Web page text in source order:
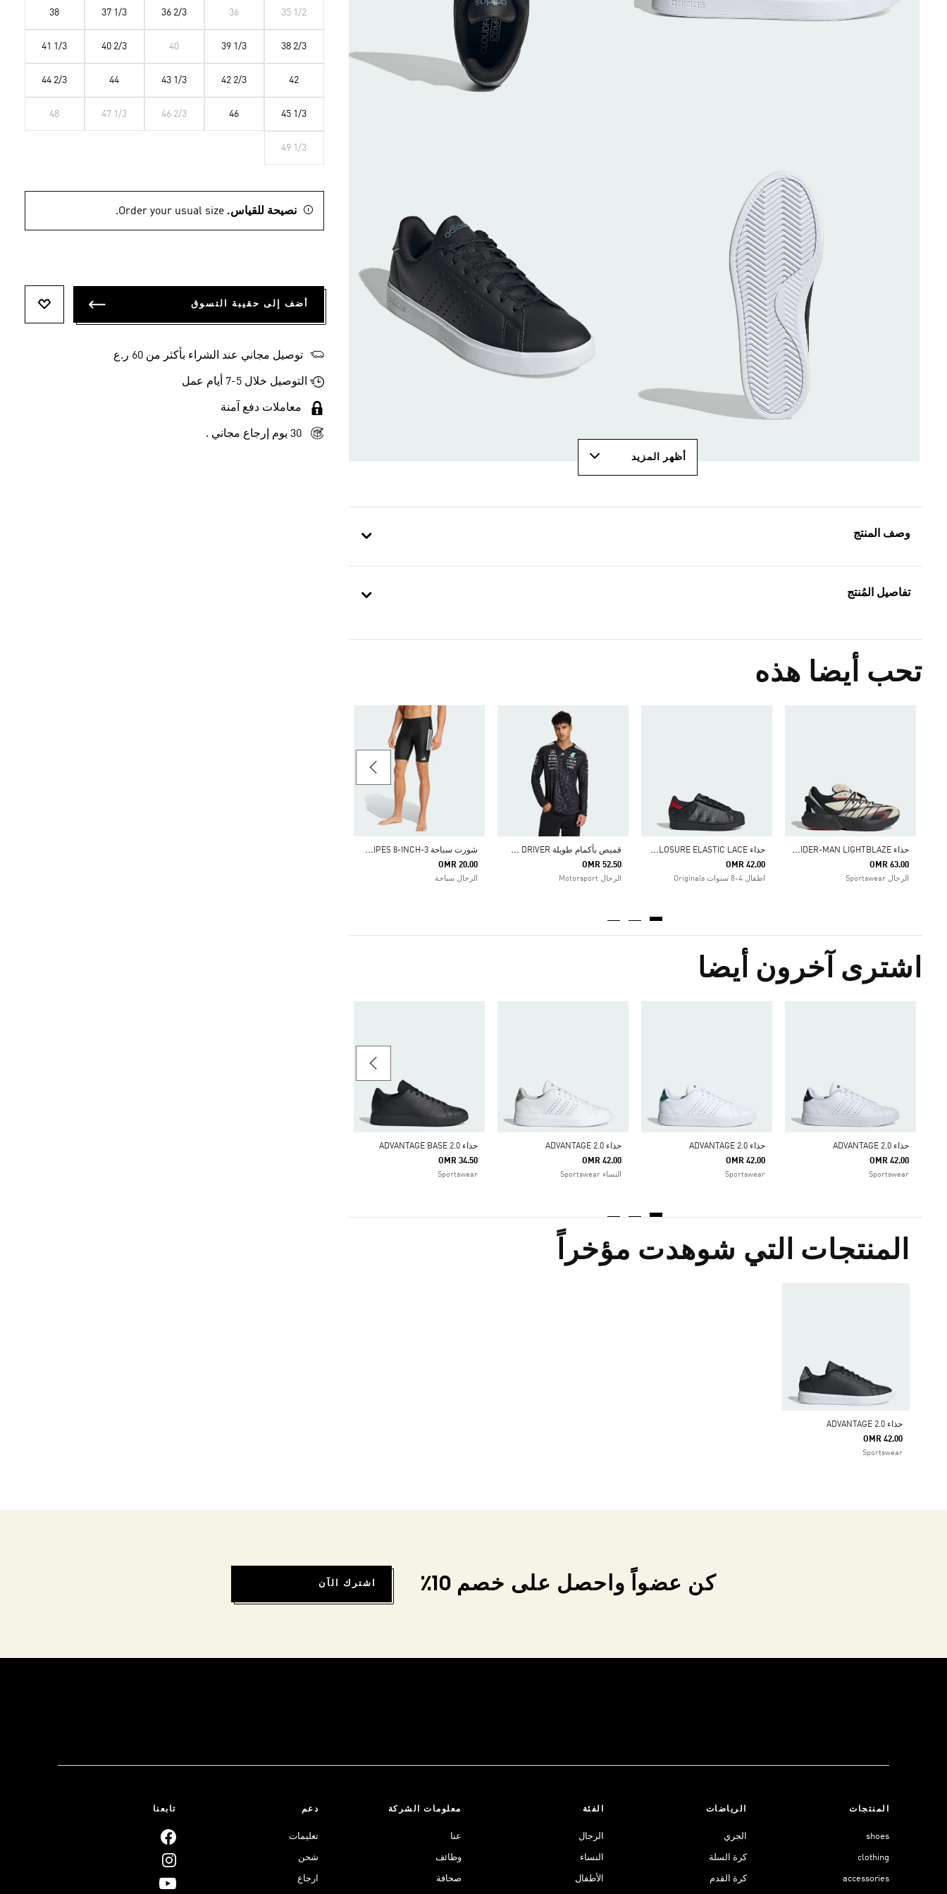
أظهر المزيد
وصف المنتج
تفاصيل المُنتج
تحب أيضا هذه
ح
ذاء ADIDAS MARVEL SPIDER-MAN LIGHTBLAZE
OMR 63.00
الرجال Sportswear
ح
ذاء SUPERSTAR LED LIGHTS COMFORT CLOSURE ELASTIC LACE
OMR 42.00
اطفال 4-8 سنوات Originals
ق
ميص بأكمام طويلة MERCEDES - AMG PETRONAS FORMULA 1 TEAM DRIVER
OMR 52.50
الرجال Motorsport
ش
ورت سباحة 3-STRIPES 8-INCH
OMR 20.00
الرجال سباحة
اشترى آخرون أيضا
حذاء ADVANTAGE 2.0
OMR 42.00
Sportswear
حذاء ADVANTAGE 2.0
OMR 42.00
Sportswear
حذاء ADVANTAGE 2.0
OMR 42.00
النساء Sportswear
حذاء ADVANTAGE BASE 2.0
OMR 34.50
Sportswear
المنتجات التي شوهدت مؤخراً
حذاء ADVANTAGE 2.0
OMR 42.00
Sportswear
35 1/2
36
36 2/3
37 1/3
38
38 2/3
39 1/3
40
40 2/3
41 1/3
42
42 2/3
43 1/3
44
44 2/3
45 1/3
46
46 2/3
47 1/3
48
49 1/3
نصيحة للقياس.Order your usual size.
أضف إلى حقيبة التسوق
توصيل مجاني عند الشراء بأكثر من 60 ر.ع
التوصيل خلال 5-7 أيام عمل
معاملات دفع آمنة
30 يوم إرجاع مجاني .
كن عضواً واحصل على خصم 10٪ اشترك الآن
المنتجات
shoes
clothing
accessories
الرياضات
الجري
كرة السلة
كرة القدم
الفئة
الرجال
النساء
الأطفال
معلومات الشركة
عنا
وظائف
صحافة
دعم
تعليمات
شحن
ارجاع
تابعنا